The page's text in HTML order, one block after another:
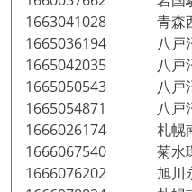
1663041028 青森西
1665036194 八戸
1665042035 八戸
1665050543 八戸
1665054871 八戸
1666026174 札幌
1666067540 菊水
1666076202 旭川